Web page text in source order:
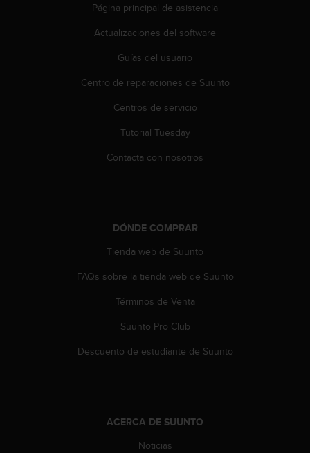
Página principal de asistencia
Actualizaciones del software
Guías del usuario
Centro de reparaciones de Suunto
Centros de servicio
Tutorial Tuesday
Contacta con nosotros
DÓNDE COMPRAR
Tienda web de Suunto
FAQs sobre la tienda web de Suunto
Términos de Venta
Suunto Pro Club
Descuento de estudiante de Suunto
ACERCA DE SUUNTO
Noticias